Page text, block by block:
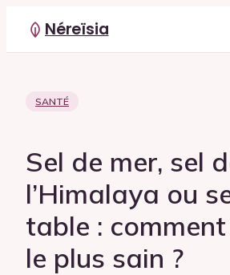
Néreïsia
SANTÉ
Sel de mer, sel
l’Himalaya ou
table :
le plus sain ?